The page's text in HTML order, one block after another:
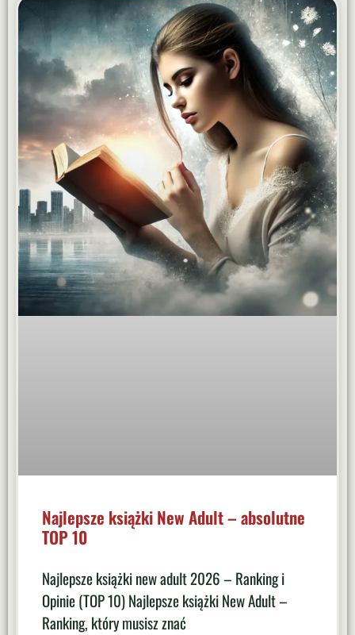
Najlepsze książki New Adult – absolutne
TOP 10
Najlepsze książki new adult 2026 – Ranking i
Opinie (TOP 10) Najlepsze książki New Adult –
Ranking, który musisz znać